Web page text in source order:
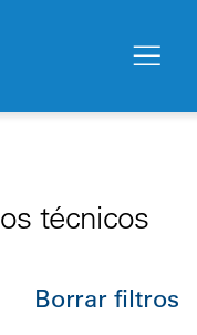
técnicos
Borrar filtros